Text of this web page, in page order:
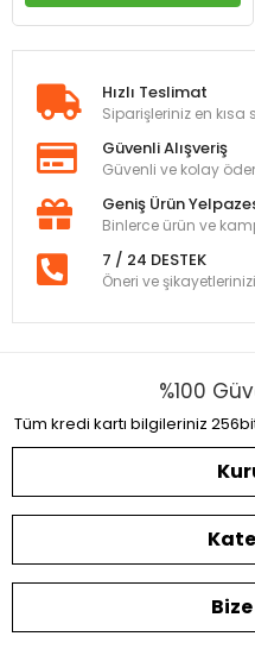
Hızlı Teslimat
Siparişleriniz en kısa
Güvenli Alışveriş
Güvenli ve kolay
Geniş Ürün
Binlerce ürün ve
7 / 24 DESTEK
Öneri ve
%100
Tüm kredi kartı bilgileriniz